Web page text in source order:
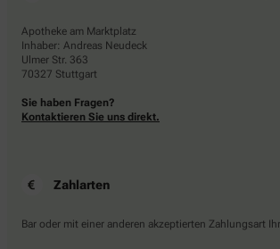
Apotheke am Marktplatz
Inhaber: Andreas Neudeck
Ulmer Str. 363
70327 Stuttgart
Sie haben Fragen?
Kontaktieren Sie uns direkt.
Zahlarten
Bar oder mit einer anderen akzeptierten Zahlungsart